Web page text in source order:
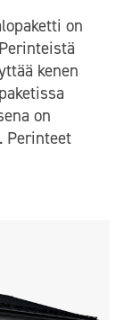
on
kenen
on
Perinteet